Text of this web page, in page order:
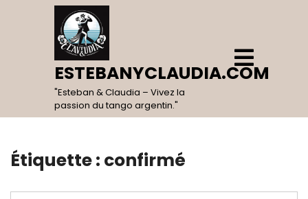
ESTEBANYCLAUDIA.COM
"Esteban & Claudia – Vivez la
passion du tango argentin."
Open
Menu
Étiquette : confirmé